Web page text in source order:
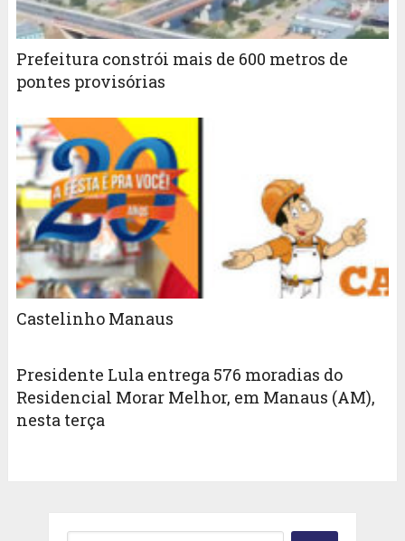
Prefeitura constrói mais de 600 metros de
pontes provisórias
Castelinho Manaus
Presidente Lula entrega 576 moradias do
Residencial Morar Melhor, em Manaus (AM),
nesta terça